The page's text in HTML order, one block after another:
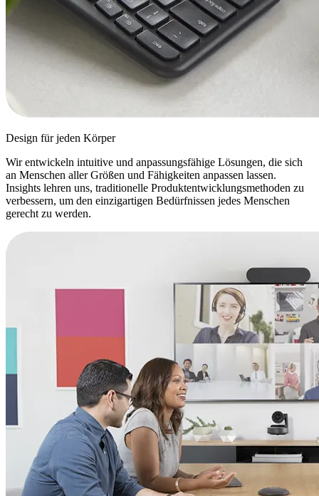
Design für jeden Körper
Wir entwickeln intuitive und anpassungsfähige Lösungen, die sich
an Menschen aller Größen und Fähigkeiten anpassen lassen.
Insights lehren uns, traditionelle Produktentwicklungsmethoden zu
verbessern, um den einzigartigen Bedürfnissen jedes Menschen
gerecht zu werden.